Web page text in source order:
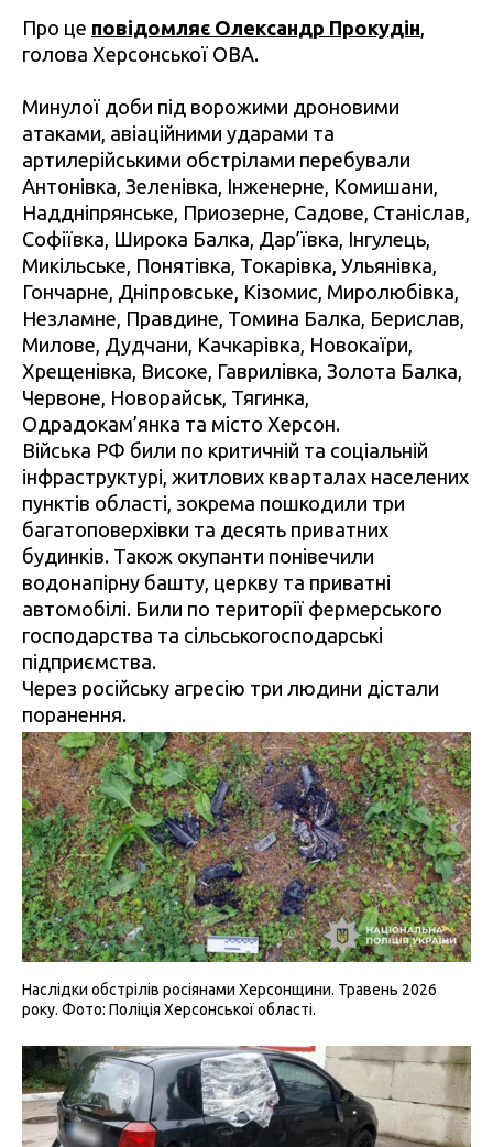
Про це повідомляє Олександр Прокудін
голова Херсонської ОВА.
Минулої доби під ворожими дроновими
атаками, авіаційними ударами та
артилерійськими обстрілами перебували
Антонівка, Зеленівка, Інженерне, Комишани,
Наддніпрянське, Приозерне, Садове, Станіслав,
Софіївка, Широка Балка, Дар’ївка, Інгулець,
Микільське, Понятівка, Токарівка, Ульянівка,
Гончарне, Дніпровське, Кізомис, Миролюбівка,
Незламне, Правдине, Томина Балка, Берислав,
Милове, Дудчани, Качкарівка, Новокаїри,
Хрещенівка, Високе, Гаврилівка, Золота Балка,
Червоне, Новорайськ, Тягинка,
Одрадокам’янка та місто Херсон.
Війська РФ били по критичній та соціальній
інфраструктурі, житлових кварталах населених
пунктів області, зокрема пошкодили три
багатоповерхівки та десять приватних
будинків. Також окупанти понівечили
водонапірну башту, церкву та приватні
автомобілі. Били по території фермерського
господарства та сільськогосподарські
підприємства.
Через російську агресію три людини дістали
поранення.
Наслідки обстрілів росіянами Херсонщини. Травень 2026
року. Фото: Поліція Херсонської області.